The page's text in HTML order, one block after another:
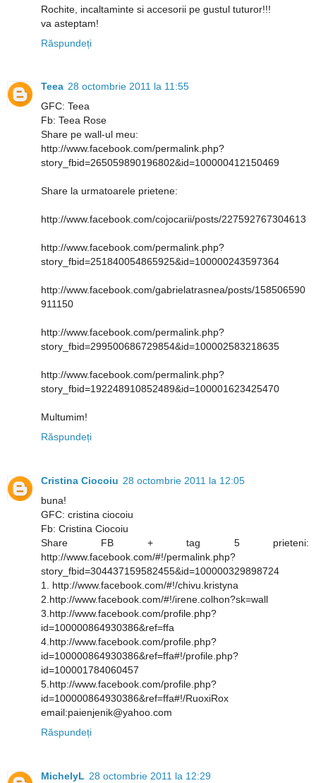
Rochite, incaltaminte si accesorii pe gustul tuturor!!!
va asteptam!
Răspundeți
Teea 28 octombrie 2011 la 11:55
GFC: Teea
Fb: Teea Rose
Share pe wall-ul meu:
http://www.facebook.com/permalink.php?
story_fbid=265059890196802&id=100000412150469
Share la urmatoarele prietene:
http://www.facebook.com/cojocarii/posts/227592767304613
http://www.facebook.com/permalink.php?
story_fbid=251840054865925&id=100000243597364
http://www.facebook.com/gabrielatrasnea/posts/158506590
911150
http://www.facebook.com/permalink.php?
story_fbid=299500686729854&id=100002583218635
http://www.facebook.com/permalink.php?
story_fbid=192248910852489&id=100001623425470
Multumim!
Răspundeți
Cristina Ciocoiu 28 octombrie 2011 la 12:05
buna!
GFC: cristina ciocoiu
Fb: Cristina Ciocoiu
Share FB + tag 5 prieteni:
http://www.facebook.com/#!/permalink.php?
story_fbid=304437159582455&id=100000329898724
1. http://www.facebook.com/#!/chivu.kristyna
2.http://www.facebook.com/#!/irene.colhon?sk=wall
3.http://www.facebook.com/profile.php?
id=100000864930386&ref=ffa
4.http://www.facebook.com/profile.php?
id=100000864930386&ref=ffa#!/profile.php?
id=100001784060457
5.http://www.facebook.com/profile.php?
id=100000864930386&ref=ffa#!/RuoxiRox
email:paienjenik@yahoo.com
Răspundeți
MichelyL 28 octombrie 2011 la 12:29